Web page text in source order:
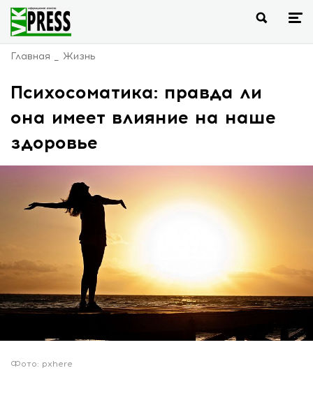
Главная Жизнь
Психосоматика: правда ли
она имеет влияние на наше
здоровье
Фото: pxhere